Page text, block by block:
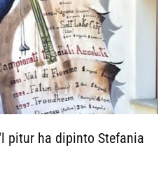
pitur ha dipinto Stefania